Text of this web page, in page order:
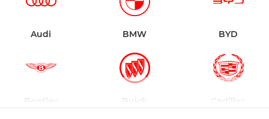
Audi BMW BYD
Bentley Buick Cadillac